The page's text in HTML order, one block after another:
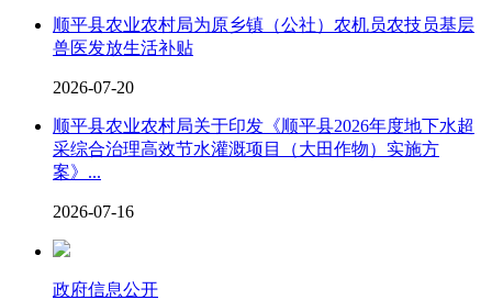
顺平县农业农村局为原乡镇（公社）农机员农技员基层
兽医发放生活补贴
2026-07-20
顺平县农业农村局关于印发《顺平县2026年度地下水超
采综合治理高效节水灌溉项目（大田作物）实施方
案》...
2026-07-16
政府信息公开